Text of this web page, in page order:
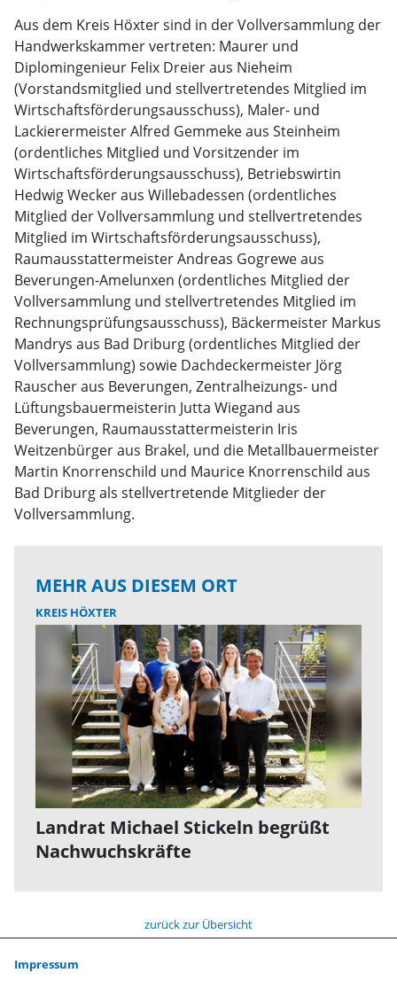
Aus dem Kreis Höxter sind in der Vollversammlung der
Handwerkskammer vertreten: Maurer und
Diplomingenieur Felix Dreier aus Nieheim
(Vorstandsmitglied und stellvertretendes Mitglied im
Wirtschaftsförderungsausschuss), Maler- und
Lackierermeister Alfred Gemmeke aus Steinheim
(ordentliches Mitglied und Vorsitzender im
Wirtschaftsförderungsausschuss), Betriebswirtin
Hedwig Wecker aus Willebadessen (ordentliches
Mitglied der Vollversammlung und stellvertretendes
Mitglied im Wirtschaftsförderungsausschuss),
Raumausstattermeister Andreas Gogrewe aus
Beverungen-Amelunxen (ordentliches Mitglied der
Vollversammlung und stellvertretendes Mitglied im
Rechnungsprüfungsausschuss), Bäckermeister Markus
Mandrys aus Bad Driburg (ordentliches Mitglied der
Vollversammlung) sowie Dachdeckermeister Jörg
Rauscher aus Beverungen, Zentralheizungs- und
Lüftungsbauermeisterin Jutta Wiegand aus
Beverungen, Raumausstattermeisterin Iris
Weitzenbürger aus Brakel, und die Metallbauermeister
Martin Knorrenschild und Maurice Knorrenschild aus
Bad Driburg als stellvertretende Mitglieder der
Vollversammlung.
MEHR AUS DIESEM ORT
KREIS HÖXTER
Landrat Michael Stickeln begrüßt
Nachwuchskräfte
zurück zur Übersicht
Impressum